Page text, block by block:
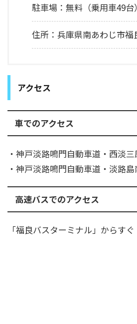
駐車場：無料（乗用車49台）
住所：兵庫県南あわじ市福
アクセス
車でのアクセス
・神戸淡路鳴門自動車道・西淡三
・神戸淡路鳴門自動車道・淡路島
高速バスでのアクセス
「福良バスターミナル」からすぐ